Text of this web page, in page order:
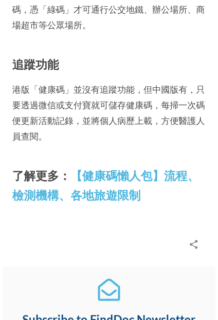
碼，憑「綠碼」才可通行公交地鐵、辦公場所、商
場超市等公眾場所。
追蹤功能
港版「健康碼」並沒有追蹤功能，但中國版有，只
要透過微信或支付寶就可儲存健康碼，每掃一次碼
便更新活動記錄，並將個人病歷上載，方便醫護人
員查閱。
了解更多：
【健康碼懶人包】流程、
檢測機構、各地旅遊限制